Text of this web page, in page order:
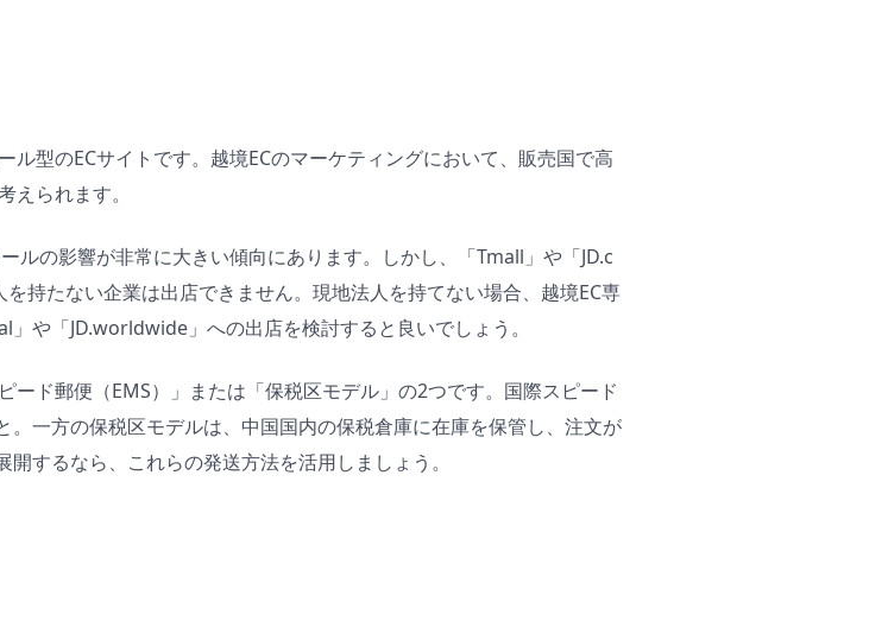
ル型のECサイトです。越境ECのマーケティングにおいて、販売国で高
えられます。
ルの影響が非常に大きい傾向にあります。しかし、「Tmall」や「JD.c
持たない企業は出店できません。現地法人を持てない場合、越境EC専
や「JD.worldwide」への出店を検討すると良いでしょう。
ード郵便（EMS）」または「保税区モデル」の2つです。国際スピード
一方の保税区モデルは、中国国内の保税倉庫に在庫を保管し、注文が
するなら、これらの発送方法を活用しましょう。